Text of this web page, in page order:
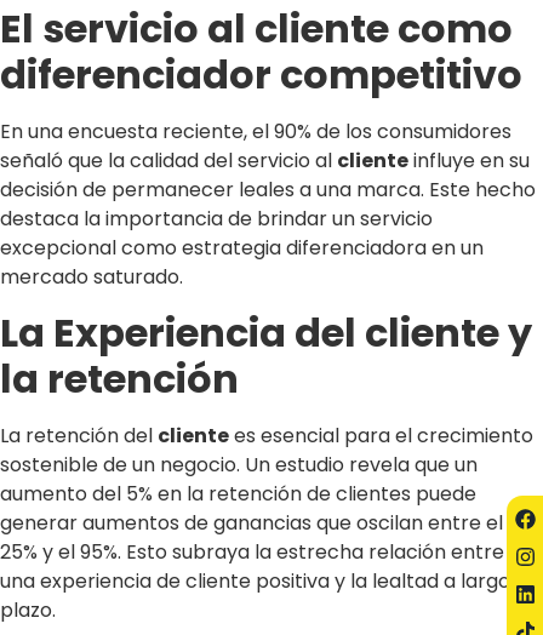
El servicio al cliente como
diferenciador competitivo
En una encuesta reciente, el 90% de los consumidores
señaló que la calidad del servicio al clienteinfluye en su
decisión de permanecer leales a una marca. Este hecho
destaca la importancia de brindar un servicio
excepcional como estrategia diferenciadora en un
mercado saturado.
La Experiencia del cliente y
la retención
La retención del clientees esencial para el crecimiento
sostenible de un negocio. Un estudio revela que un
aumento del 5% en la retención de clientes puede
generar aumentos de ganancias que oscilan entre el
25% y el 95%. Esto subraya la estrecha relación entre
una experiencia de cliente positiva y la lealtad a largo
plazo.